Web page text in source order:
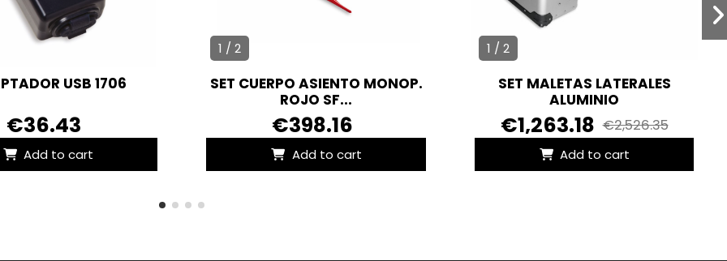
USB 1706
€36.43
Add to cart
1 / 2
SET CUERPO ASIENTO MONOP.
ROJO SF...
€398.16
Add to cart
1 / 2
SET MALETAS LATERALES
ALUMINIO
€1,263.18 €2,526.35
Add to cart